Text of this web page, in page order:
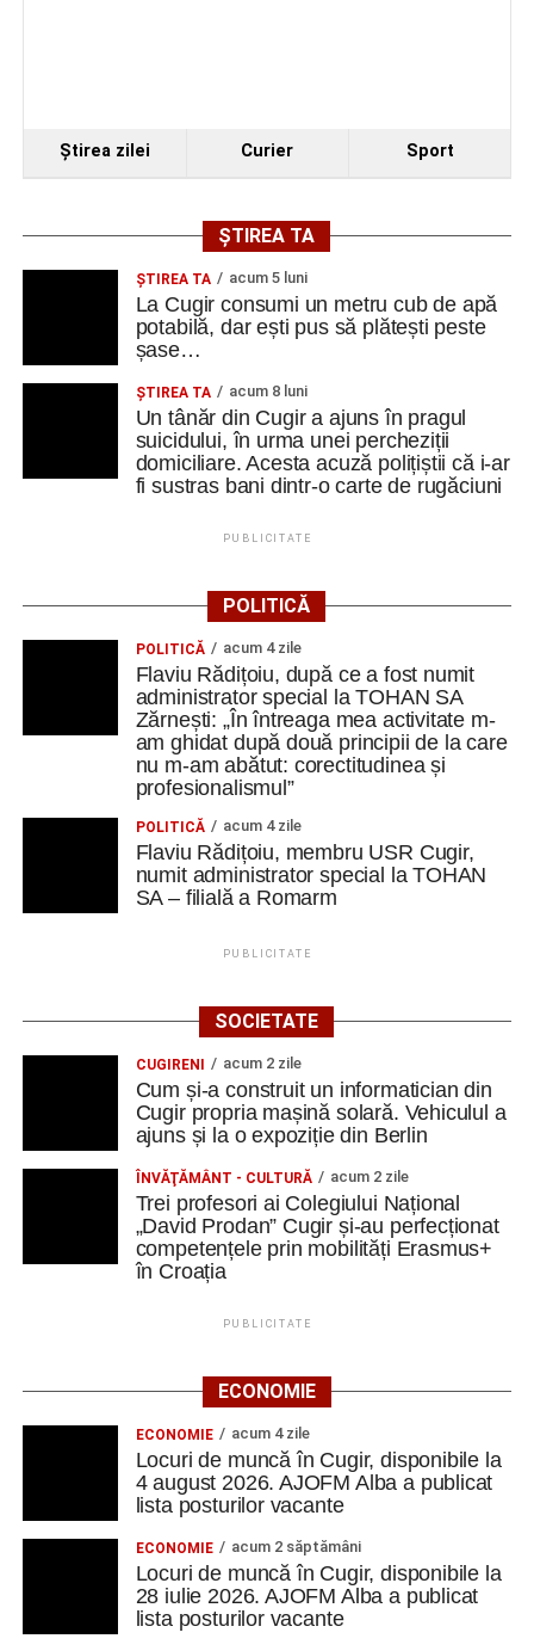
ansamblu într-un concept peisagistic unitar.
Centrul multicultural „dr. Ioan Mihu” va deveni un nou
punct de interes pentru comunitatea din Vinerea și orașul
Cugir, contribuind la valorificarea patrimoniului local și la
dezvoltarea vieții culturale din zonă.
Adaugă cugirinfo.ro ca sursă
preferată pe Google
Ultimele știri din Cugir
mașină solară. Vehiculul a ajuns și la o expoziție din
Berlin
Trei profesori ai Colegiului Național „David Prodan”
Cugir și-au perfecționat competențele prin
mobilități Erasmus+ în Croația
Secretul succesului în afaceri, dezvăluit de
antreprenorul Alexandru Jittu care a lucrat pentru
Elon Musk: „Dacă nu faci asta ai mari șanse să
Ştirea zilei Curier Sport
ȘTIREA TA
ȘTIREA TA acum 5 luni
La Cugir consumi un metru cub de apă
potabilă, dar ești pus să plătești peste
șase…
ȘTIREA TA acum 8 luni
Un tânăr din Cugir a ajuns în pragul
suicidului, în urma unei percheziții
domiciliare. Acesta acuză polițiștii că i-ar
fi sustras bani dintr-o carte de rugăciuni
PUBLICITATE
POLITICĂ
POLITICĂ acum 4 zile
Flaviu Rădițoiu, după ce a fost numit
administrator special la TOHAN SA
Zărnești: „În întreaga mea activitate m-
am ghidat după două principii de la care
nu m-am abătut: corectitudinea și
profesionalismul”
POLITICĂ acum 4 zile
Flaviu Rădițoiu, membru USR Cugir,
numit administrator special la TOHAN
SA – filială a Romarm
PUBLICITATE
SOCIETATE
CUGIRENI acum 2 zile
Cum și-a construit un informatician din
Cugir propria mașină solară. Vehiculul a
ajuns și la o expoziție din Berlin
ÎNVĂŢĂMÂNT - CULTURĂ acum 2 zile
Trei profesori ai Colegiului Național
„David Prodan” Cugir și-au perfecționat
competențele prin mobilități Erasmus+
în Croația
PUBLICITATE
ECONOMIE
ECONOMIE acum 4 zile
Locuri de muncă în Cugir, disponibile la
4 august 2026. AJOFM Alba a publicat
lista posturilor vacante
ECONOMIE acum 2 săptămâni
Locuri de muncă în Cugir, disponibile la
28 iulie 2026. AJOFM Alba a publicat
lista posturilor vacante